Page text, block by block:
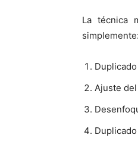
La técnica
simplemente:
Ajuste